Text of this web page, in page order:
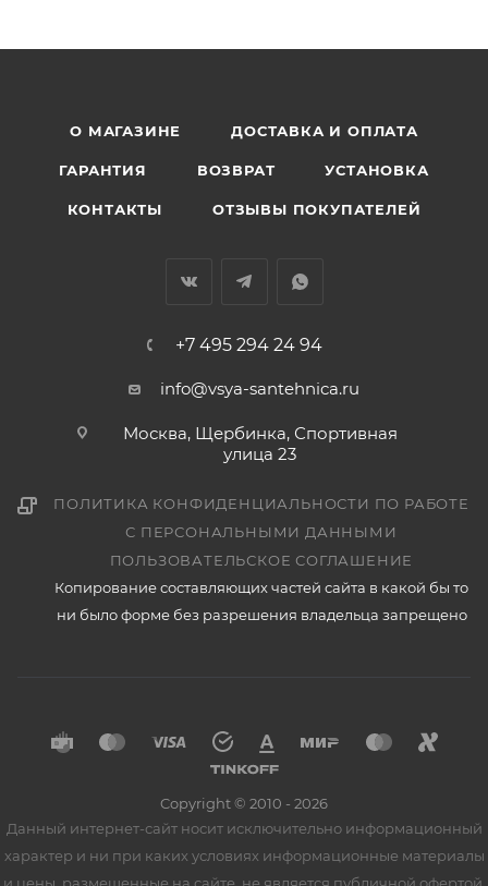
О МАГАЗИНЕ ДОСТАВКА И ОПЛАТА
ГАРАНТИЯ ВОЗВРАТ УСТАНОВКА
КОНТАКТЫ ОТЗЫВЫ ПОКУПАТЕЛЕЙ
+7 495 294 24 94
info@vsya-santehnica.ru
Москва, Щербинка, Спортивная
улица 23
ПОЛИТИКА КОНФИДЕНЦИАЛЬНОСТИ ПО РАБОТЕ
С ПЕРСОНАЛЬНЫМИ ДАННЫМИ
ПОЛЬЗОВАТЕЛЬСКОЕ СОГЛАШЕНИЕ
Копирование составляющих частей сайта в какой бы то
ни было форме без разрешения владельца запрещено
Copyright © 2010 - 2026
Данный интернет-сайт носит исключительно информационный
характер и ни при каких условиях информационные материалы